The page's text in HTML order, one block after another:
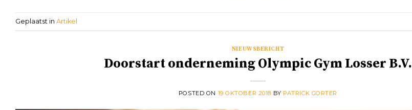
Geplaatst in Artikel
NIEUWSBERICHT
Doorstart onderneming Olympic Gym Losser B.V.
POSTED ON 19 OKTOBER 2018 BY PATRICK GORTER